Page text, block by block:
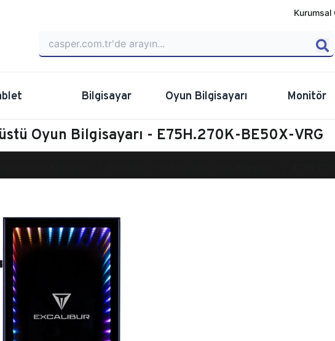
Kurumsal
Bilgisayar Oyun Bilgisayarı Monitör
Oyun Bilgisayarı - E75H.270K-BE50X-VRG